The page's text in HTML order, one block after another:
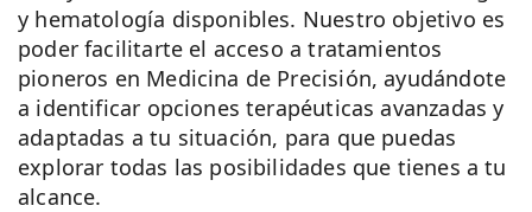
y hematología disponibles. Nuestro objetivo es
poder facilitarte el acceso a tratamientos
pioneros en Medicina de Precisión, ayudándote
a identificar opciones terapéuticas avanzadas y
adaptadas a tu situación, para que puedas
explorar todas las posibilidades que tienes a tu
alcance.